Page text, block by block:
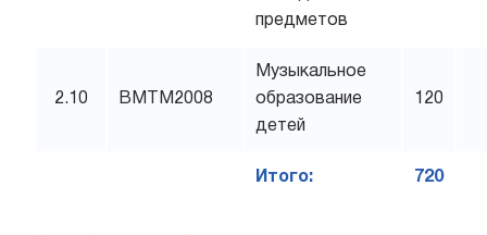
предметов
2.10 BMTM2008
Музыкальное
образование
детей
120
Итого: 720